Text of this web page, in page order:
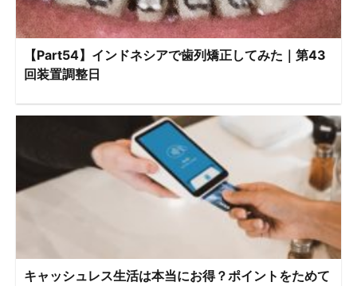
【Part54】インドネシアで歯列矯正してみた｜第43
回装置調整日
キャッシュレス生活は本当にお得？ポイントをためて